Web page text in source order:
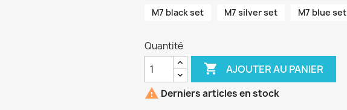
M7 black set
M7 silver set M7 blue set
Quantité
 AJOUTER AU PANIER
 Derniers articles en stock